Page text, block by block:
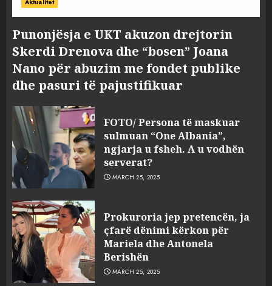
Aktualitet
Punonjësja e UKT akuzon drejtorin
Skerdi Drenova dhe “bosen” Joana
Nano për abuzim me fondet publike
dhe pasuri të pajustifikuar
FOTO/ Persona të maskuar
sulmuan “One Albania”,
ngjarja u fsheh. A u vodhën
serverat?
MARCH 25, 2025
Prokuroria jep pretencën, ja
çfarë dënimi kërkon për
Mariela dhe Antonela
Berishën
MARCH 25, 2025